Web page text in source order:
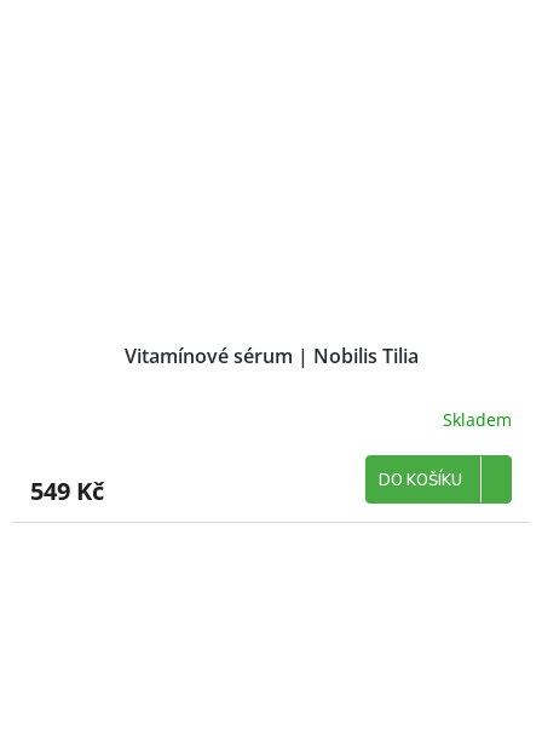
Vitamínové sérum | Nobilis Tilia
Skladem
549 Kč DO KOŠÍKU